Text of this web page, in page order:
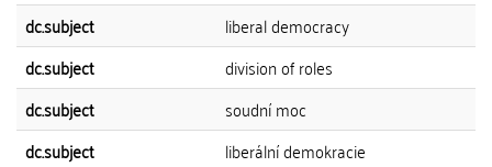
dc.subject
liberal democracy
dc.subject
division of roles
dc.subject
soudní moc
dc.subject
liberální demokracie